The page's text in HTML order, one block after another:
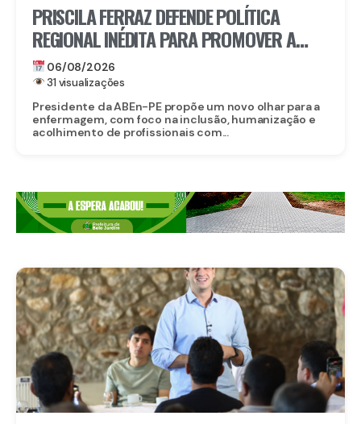
PRISCILA FERRAZ DEFENDE POLÍTICA
REGIONAL INÉDITA PARA PROMOVER A
INCLUSÃO DE ENFERMEIROS PCDS E
ATÍPICOS EM PERNAMBUCO
06/08/2026
31 visualizações
Presidente da ABEn-PE propõe um novo olhar para a
enfermagem, com foco na inclusão, humanização e
acolhimento de profissionais com...